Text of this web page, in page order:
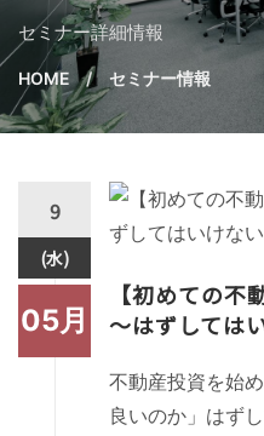
セミナー詳細情報
HOME セミナー情報
9
(水)
05月
【初めての
～はずしては
不動産投資を始
良いのか」はず